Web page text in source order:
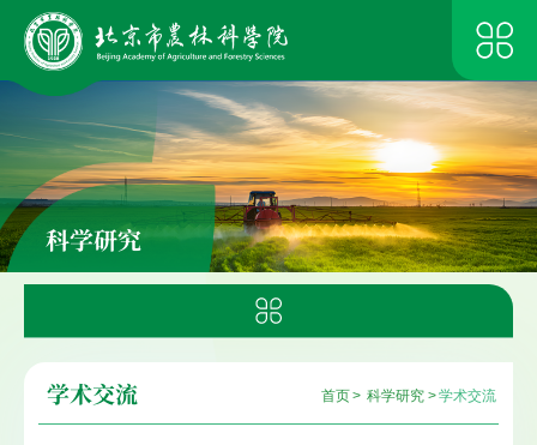
科学研究
首页> 科学研究 >学术交流
学术交流